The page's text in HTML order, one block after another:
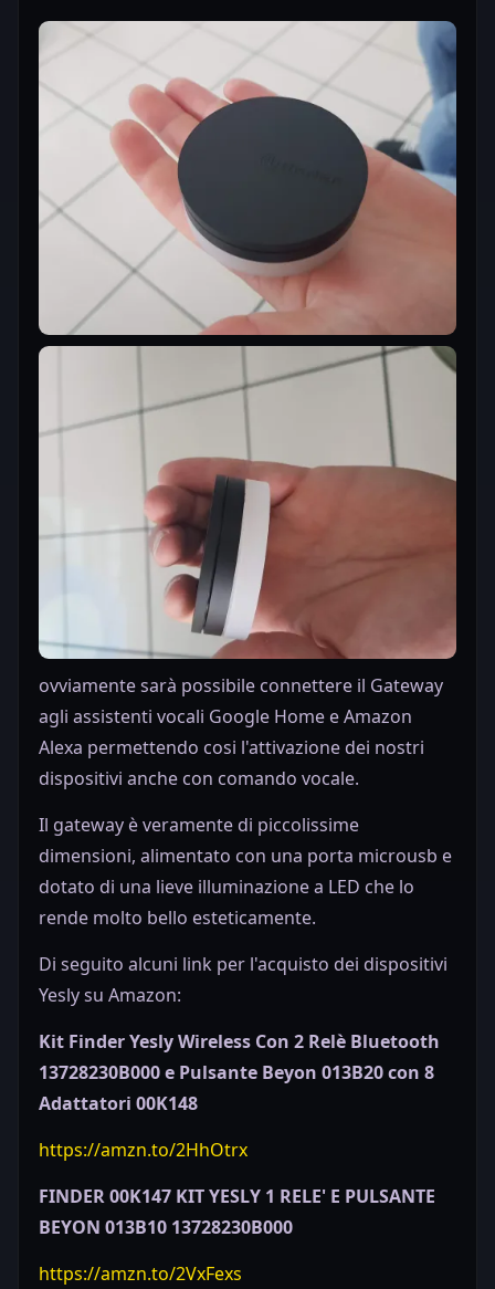
ovviamente sarà possibile connettere il Gateway
agli assistenti vocali Google Home e Amazon
Alexa permettendo cosi l'attivazione dei nostri
dispositivi anche con comando vocale.
Il gateway è veramente di piccolissime
dimensioni, alimentato con una porta microusb e
dotato di una lieve illuminazione a LED che lo
rende molto bello esteticamente.
Di seguito alcuni link per l'acquisto dei dispositivi
Yesly su Amazon:
Kit Finder Yesly Wireless Con 2 Relè Bluetooth
13728230B000 e Pulsante Beyon 013B20 con 8
Adattatori 00K148
https://amzn.to/2HhOtrx
FINDER 00K147 KIT YESLY 1 RELE' E PULSANTE
BEYON 013B10 13728230B000
https://amzn.to/2VxFexs